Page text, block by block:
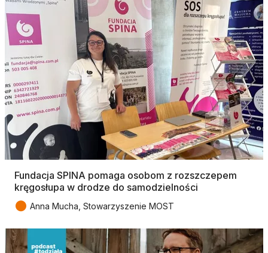
Fundacja SPINA pomaga osobom z rozszczepem
kręgosłupa w drodze do samodzielności
● Anna Mucha, Stowarzyszenie MOST